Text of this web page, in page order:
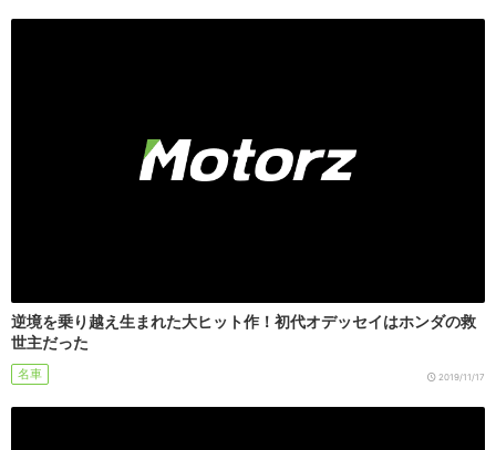
逆境を乗り越え生まれた大ヒット作！初代オデッセイはホンダの救
世主だった
名車 2019/11/17